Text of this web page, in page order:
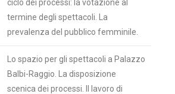
ciclo dei processi: la votazione al
termine degli spettacoli. La
prevalenza del pubblico femminile.
Lo spazio per gli spettacoli a Palazzo
Balbi-Raggio. La disposizione
scenica dei processi. Il lavoro di